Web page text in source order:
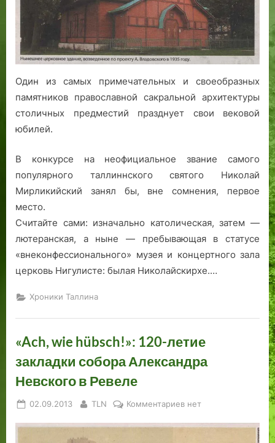
столетие
церкви
Святителя
Николая
Один из самых примечательных и своеобразных
памятников православной сакральной архитектуры
столичных предместий празднует свои вековой
юбилей.
В конкурсе на неофициальное звание самого
популярного таллиннского святого Николай
Мирликийский занял бы, вне сомнения, первое
место.
Считайте сами: изначально католическая, затем —
лютеранская, а ныне — пребывающая в статусе
«внеконфессионального» музея и концертного зала
церковь Нигулисте: былая Николайскирхе.…
Хроники Таллина
«Ach, wie hübsch!»: 120-летие
закладки собора Александра
Невского в Ревеле
Posted
02.09.2013 By
TLN Комментариевк
«Ach,
нет